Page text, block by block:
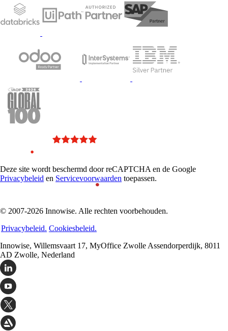
Deze site wordt beschermd door reCAPTCHA en de Google
Privacybeleid en Servicevoorwaarden toepassen.
© 2007-2026 Innowise. Alle rechten voorbehouden.
Privacybeleid. Cookiesbeleid.
Innowise, Willemsvaart 17, MyOffice Zwolle Assendorperdijk, 8011
AD Zwolle, Nederland